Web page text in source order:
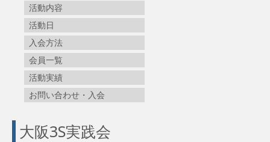
活動内容
活動日
入会方法
会員一覧
活動実績
お問い合わせ・入会
大阪3S実践会